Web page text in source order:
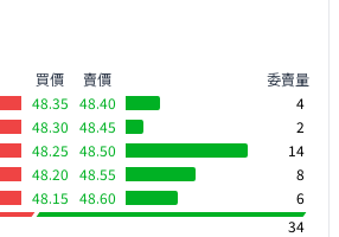
買價
48.35
48.30
48.25
48.20
48.15
賣價
委賣量
48.40
4
48.45
2
48.50
14
48.55
8
48.60
6
34